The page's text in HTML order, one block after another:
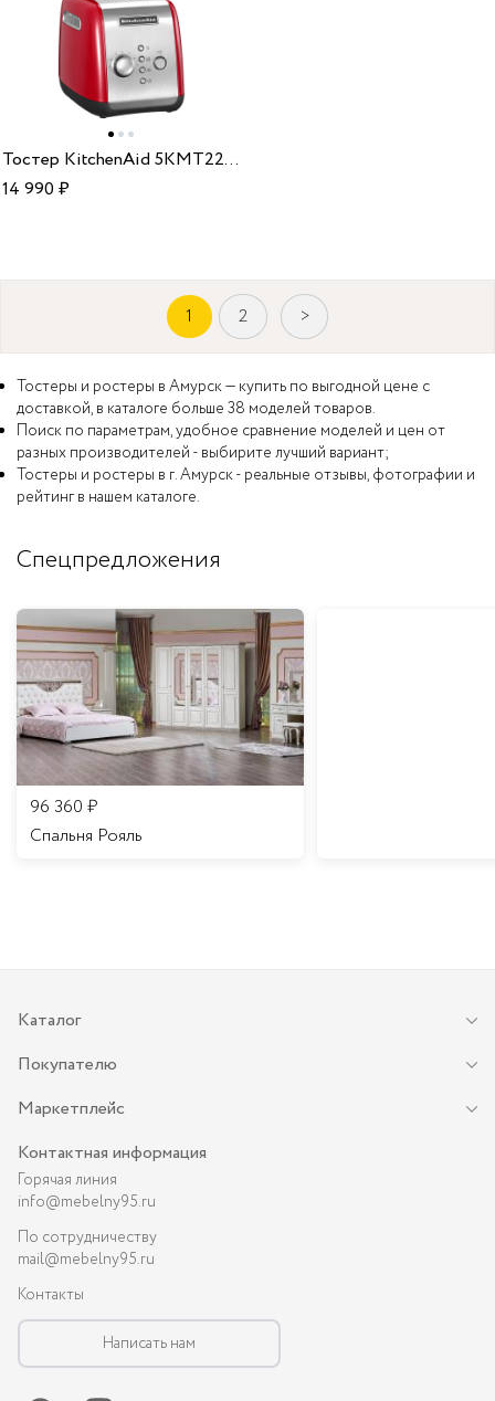
Тостер KitchenAid 5KMT221EER empire red
14 990₽
1 2 >
Тостеры и ростеры в Амурск — купить по выгодной цене с
доставкой, в каталоге больше 38 моделей товаров.
Поиск по параметрам, удобное сравнение моделей и цен от
разных производителей - выбирите лучший вариант;
Тостеры и ростеры в г. Амурск - реальные отзывы, фотографии и
рейтинг в нашем каталоге.
Спецпредложения
96 360 ₽
Спальня Рояль
Каталог
Покупателю
Маркетплейс
Контактная информация
Горячая линия
info@mebelny95.ru
По сотрудничеству
mail@mebelny95.ru
Контакты
Написать нам